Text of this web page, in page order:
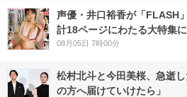
声優・井口裕香が「FLASH
計18ページにわたる大特集に
08月05日 7時00分
松村北斗と今田美桜、急逝
の方へ届けていけたら」